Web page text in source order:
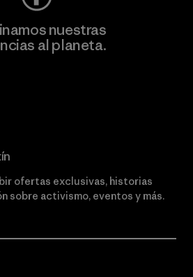
nuestras
al planeta.
ofertas exclusivas, historias
sobre activismo, eventos y más.